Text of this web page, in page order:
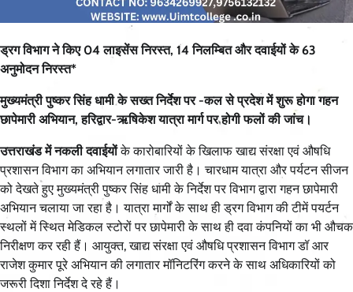
ड्रग विभाग ने किए 04 लाइसेंस निरस्त, 14 निलम्बित और दवाईयों के 63
अनुमोदन निरस्त*
मुख्यमंत्री पुष्कर सिंह धामी के सख्त निर्देश पर -कल से प्रदेश में शुरू होगा गहन
छापेमारी अभियान, हरिद्वार-ऋषिकेश यात्रा मार्ग पर होगी फलों की जांच।
उत्तराखंड में नकली दवाईयोंके कारोबारियों के खिलाफ खाद्य संरक्षा एवं औषधि
प्रशासन विभाग का अभियान लगातार जारी है। चारधाम यात्रा और पर्यटन सीजन
को देखते हुए मुख्यमंत्री पुष्कर सिंह धामी के निर्देश पर विभाग द्वारा गहन छापेमारी
अभियान चलाया जा रहा है। यात्रा मार्गों के साथ ही ड्रग विभाग की टीमें पयर्टन
स्थलों में स्थित मेडिकल स्टोरों पर छापेमारी के साथ ही दवा कंपनियों का भी औचक
निरीक्षण कर रही हैं। आयुक्त, खाद्य संरक्षा एवं औषधि प्रशासन विभाग डॉ आर
राजेश कुमार पूरे अभियान की लगातार मॉनिटरिंग करने के साथ अधिकारियों को
जरूरी दिशा निर्देश दे रहे हैं।